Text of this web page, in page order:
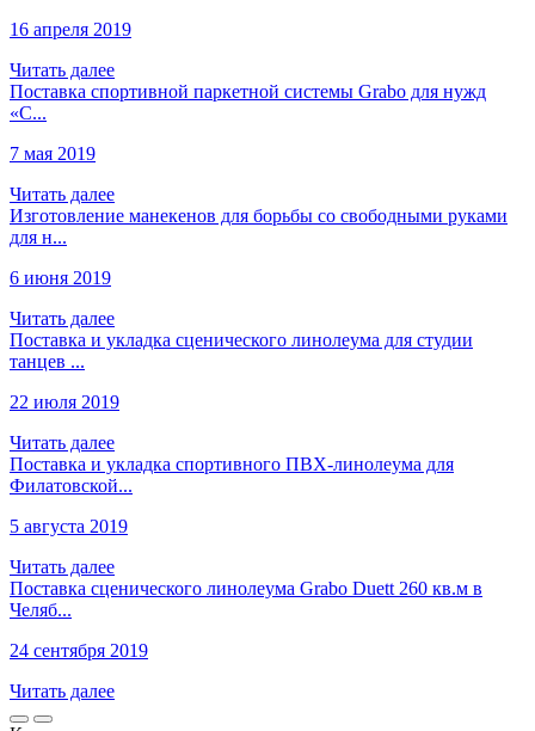
16 апреля 2019
Читать далее
Поставка спортивной паркетной системы Grabo для нужд
«С...
7 мая 2019
Читать далее
Изготовление манекенов для борьбы со свободными руками
для н...
6 июня 2019
Читать далее
Поставка и укладка сценического линолеума для студии
танцев ...
22 июля 2019
Читать далее
Поставка и укладка спортивного ПВХ-линолеума для
Филатовской...
5 августа 2019
Читать далее
Поставка сценического линолеума Grabo Duett 260 кв.м в
Челяб...
24 сентября 2019
Читать далее